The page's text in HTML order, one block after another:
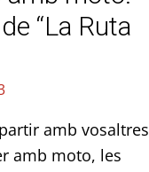
“La Ruta
amb vosaltres
amb moto, les